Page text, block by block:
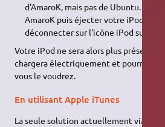
d'AmaroK, mais pas de Ubuntu. Vous
AmaroK puis éjecter votre iPod en
déconnecter sur l'icône iPod sur le
Votre iPod ne sera alors plus présent
chargera électriquement et pourra être
vous le voudrez.
En utilisant Apple iTunes
La seule solution actuellement viable